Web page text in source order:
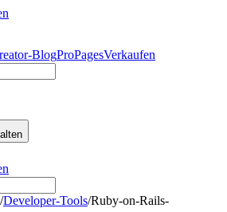
BlogProPagesVerkaufen
/Developer-Tools/Ruby-on-Rails-